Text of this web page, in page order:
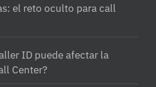
el reto oculto para call
ID puede afectar la
Center?